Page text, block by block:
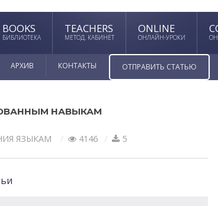
BOOKS
БИБЛИОТЕКА
TEACHERS
МЕТОД. КАБИНЕТ
ONLINE
ОНЛАЙН-УРОКИ
АРХИВ КОНТАКТЫ ОТПРАВИТЬ СТАТЬЮ
НАВЫКАМ
ЯЗЫКАМ 4146 5